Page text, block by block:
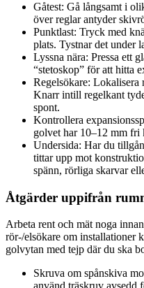
Gåtest: Gå långsamt i
över reglar antyder
Punktlast: Tryck med
plats. Tystnar det under
Lyssna nära: Pressa ett
“stetoskop” för att hitta
Regelsökare: Lokalisera
Knarr intill regelkant
spont.
Kontrollera
golvet har 10–12 mm fri
Undersida: Har du
tittar upp mot
spänn, rörliga skarvar
Åtgärder uppifrån
Arbeta rent och mät noga
rör-/elsökare om installationer
golvytan med tejp där du ska
Skruva om spånskiva